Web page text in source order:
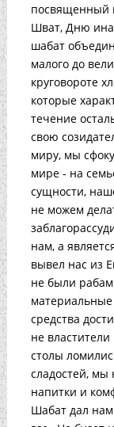
посвященный
Шват, Дню
шабат
малого до
круговороте
которые
течение
свою
миру, мы
мире - на
сущности,
не можем
нам, а
вывел нас из
не были
средства
не
столы
сладостей, мы
напитки и
Шабат дал нам